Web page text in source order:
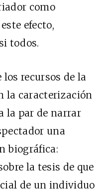
como
efecto,
todos.
recursos de la
la caracterización
la par de narrar
una
biográfica:
la tesis de que
de un individuo